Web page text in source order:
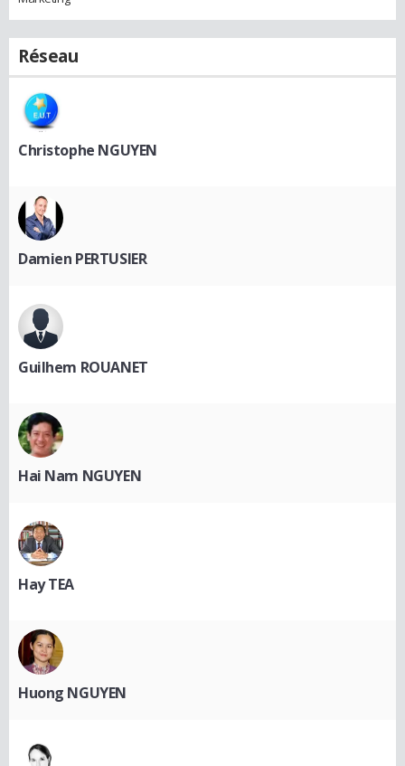
Réseau
Christophe NGUYEN
Damien PERTUSIER
Guilhem ROUANET
Hai Nam NGUYEN
Hay TEA
Huong NGUYEN